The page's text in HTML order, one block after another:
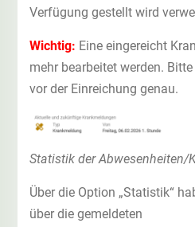
Verfügung gestellt wird
Wichtig: Eine eingereicht
mehr bearbeitet werden.
vor der Einreichung genau.
Statistik der Abwesenheiten/
Über die Option „Statistik“
über die gemeldeten